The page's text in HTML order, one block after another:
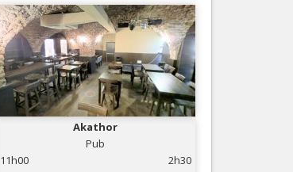
Akathor
Pub
11h00
2h30